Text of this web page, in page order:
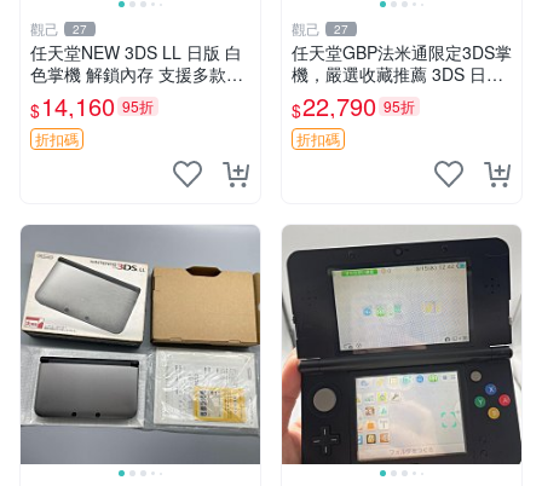
觀己 27
任天堂NEW 3DS LL 日版 白
色掌機 解鎖內存 支援多款遊
戲 帶膜 包裝完整 3DS NDS
GBA 遊戲掌機 線路正常 精品
成色 游玩順利
$14,160 95折
折扣碼
觀己 27
任天堂GBP法米通限定3DS掌
機，嚴選收藏推薦 3DS 日版
法米通 任天堂 GBP
$22,790 95折
折扣碼